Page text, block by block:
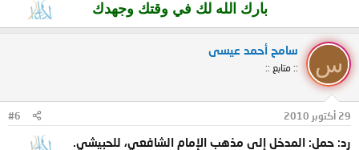
بارك الله لك في وقتك وجهدك
س
سامح أحمد عيسى
:: متابع ::
29 أكتوبر 2010 #6
رد: حمل: المدخل إلى مذهب الإمام الشافعي، للحبيشي.